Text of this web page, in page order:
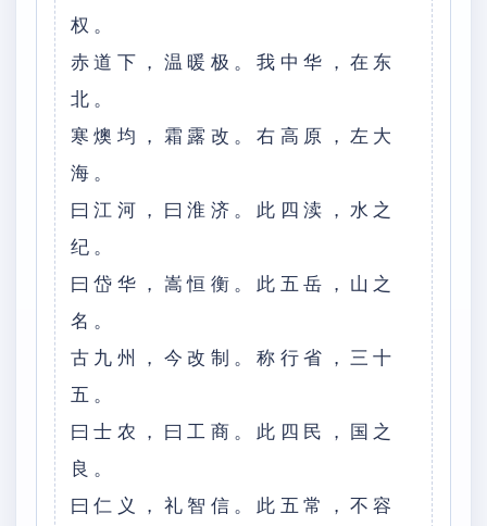
权。
赤道下，温暖极。我中华，在东
北。
寒燠均，霜露改。右高原，左大
海。
曰江河，曰淮济。此四渎，水之
纪。
曰岱华，嵩恒衡。此五岳，山之
名。
古九州，今改制。称行省，三十
五。
曰士农，曰工商。此四民，国之
良。
曰仁义，礼智信。此五常，不容